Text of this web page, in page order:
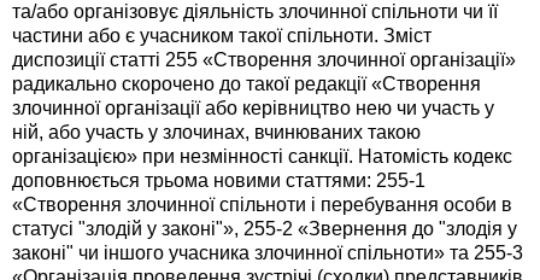
та/або організовує діяльність злочинної спільноти чи її
частини або є учасником такої спільноти. Зміст
диспозиції статті 255 «Створення злочинної організації»
радикально скорочено до такої редакції «Створення
злочинної організації або керівництво нею чи участь у
ній, або участь у злочинах, вчинюваних такою
організацією» при незмінності санкції. Натомість кодекс
доповнюється трьома новими статтями: 255-1
«Створення злочинної спільноти і перебування особи в
статусі "злодій у законі"», 255-2 «Звернення до "злодія у
законі" чи іншого учасника злочинної спільноти» та 255-3